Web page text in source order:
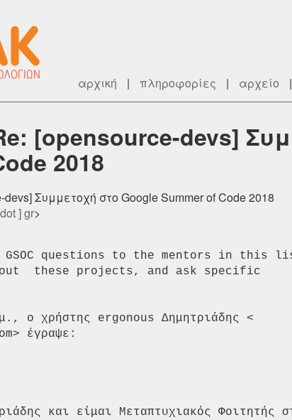
αρχική | πληροφορίες | αρχείο |
[opensource-devs]
2018
Συμμετοχή στο Google Summer of Code 2018
] gr>
questions to the mentors in this
these projects, and ask specific
ο χρήστης ergonous Δημητριάδης <
έγραψε:
και είμαι Μεταπτυχιακός Φοιτητής